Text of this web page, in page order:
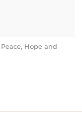
Hope and